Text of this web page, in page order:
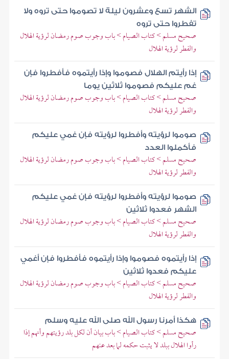
الشهر تسع وعشرون ليلة لا تصوموا حتى تروه ولا
تفطروا حتى تروه
صحيح مسلم > كتاب الصيام > باب وجوب صوم رمضان لرؤية الهلال
والفطر لرؤية الهلال
إذا رأيتم الهلال فصوموا وإذا رأيتموه فأفطروا فإن
غم عليكم فصوموا ثلاثين يوما
صحيح مسلم > كتاب الصيام > باب وجوب صوم رمضان لرؤية الهلال
والفطر لرؤية الهلال
صوموا لرؤيته وأفطروا لرؤيته فإن غمي عليكم
فأكملوا العدد
صحيح مسلم > كتاب الصيام > باب وجوب صوم رمضان لرؤية الهلال
والفطر لرؤية الهلال
صوموا لرؤيته وأفطروا لرؤيته فإن غمي عليكم
الشهر فعدوا ثلاثين
صحيح مسلم > كتاب الصيام > باب وجوب صوم رمضان لرؤية الهلال
والفطر لرؤية الهلال
إذا رأيتموه فصوموا وإذا رأيتموه فأفطروا فإن أغمي
عليكم فعدوا ثلاثين
صحيح مسلم > كتاب الصيام > باب وجوب صوم رمضان لرؤية الهلال
والفطر لرؤية الهلال
هكذا أمرنا رسول الله صلى الله عليه وسلم
صحيح مسلم > كتاب الصيام > باب بيان أن لكل بلد رؤيتهم وأنهم إذا
رأوا الهلال ببلد لا يثبت حكمه لما بعد عنهم